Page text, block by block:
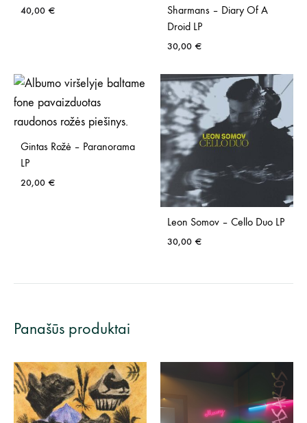
40,00 €
Sharmans – Diary Of A
Droid LP
30,00 €
Gintas Rožė – Paranorama
LP
20,00 €
Leon Somov – Cello Duo LP
30,00 €
Panašūs produktai